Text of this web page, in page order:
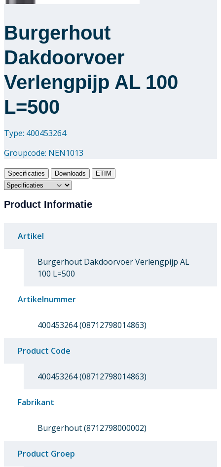
Burgerhout
Dakdoorvoer
Verlengpijp AL 100
L=500
Type: 400453264
Groupcode: NEN1013
Specificaties Downloads ETIM
Product Informatie
Artikel
Burgerhout Dakdoorvoer Verlengpijp AL
100 L=500
Artikelnummer
400453264 (08712798014863)
Product Code
400453264 (08712798014863)
Fabrikant
Burgerhout (8712798000002)
Product Groep